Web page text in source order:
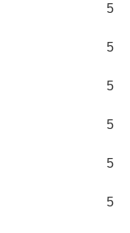
5
5
5
5
5
5